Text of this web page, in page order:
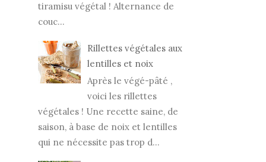
tiramisu végétal ! Alternance de
couc...
Rillettes végétales aux
lentilles et noix
Après le végé-pâté ,
voici les rillettes
végétales ! Une recette saine, de
saison, à base de noix et lentilles
qui ne nécessite pas trop d...